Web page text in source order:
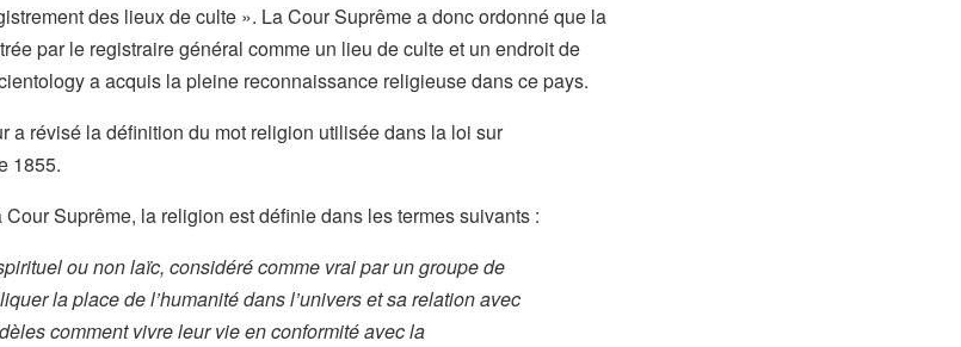
des lieux de culte ». La Cour Suprême a donc ordonné que la
par le registraire général comme un lieu de culte et un endroit de
a acquis la pleine reconnaissance religieuse dans ce pays.
a révisé la définition du mot religion utilisée dans la loi sur
1855.
Suprême, la religion est définie dans les termes suivants :
ou non laïc, considéré comme vrai par un groupe de
la place de l’humanité dans l’univers et sa relation avec
comment vivre leur vie en conformité avec la